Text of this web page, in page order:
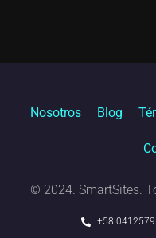
Nosotros Blog
© 2024. SmartSites.
+58